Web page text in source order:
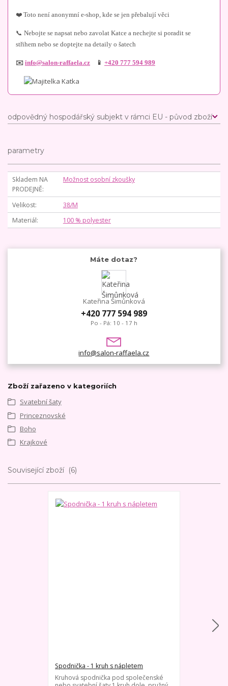
❤️ Toto není anonymní e-shop, kde se jen přebalují věci
📞 Nebojte se napsat nebo zavolat Katce a nechejte si poradit se
střihem nebo se doptejte na detaily o šatech
✉️ info@salon-raffaela.cz 📱 +420 777 594 989
odpovědný hospodářský subjekt v rámci EU - původ zboží
parametry
Skladem NA
PRODEJNĚ
Možnost osobní zkoušky
Velikost
38/M
Materiál
100 % polyester
Máte dotaz?
Kateřina Šimůnková
+420 777 594 989
Po - Pá: 10 - 17 h
info@salon-raffaela.cz
Zboží zařazeno v kategoriích
Svatební šaty
Princeznovské
Boho
Krajkové
Související zboží 6
Spodnička - 1 kruh s nápletem
Kruhová spodnička pod společenské